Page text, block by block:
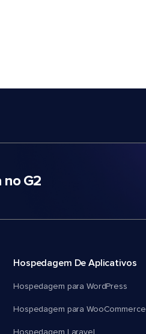
G2
Hospedagem De Aplicativos
Hospedagem para WordPress
Hospedagem para WooCommerce